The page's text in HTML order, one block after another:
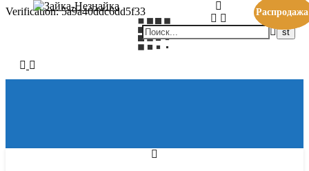
Verification: 5a9a40ddc6dd5f33